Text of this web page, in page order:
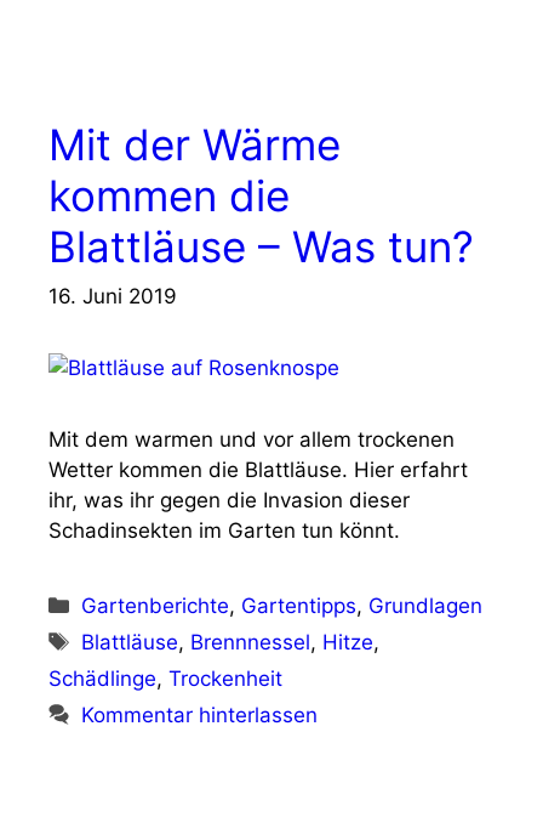
Mit der Wärme
kommen die
Blattläuse – Was tun?
16. Juni 2019
Mit dem warmen und vor allem trockenen
Wetter kommen die Blattläuse. Hier erfahrt
ihr, was ihr gegen die Invasion dieser
Schadinsekten im Garten tun könnt.
Kategorien
Gartenberichte, Gartentipps, Grundlagen
Schlagwörter
Blattläuse, Brennnessel, Hitze,
Schädlinge, Trockenheit
Kommentar hinterlassen